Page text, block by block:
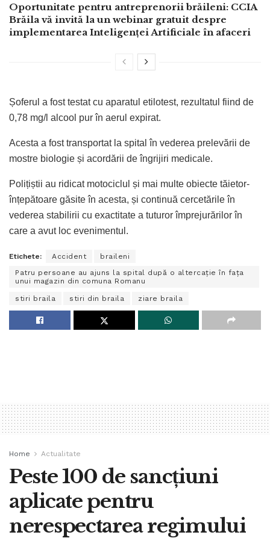
Oportunitate pentru antreprenorii brăileni: CCIA
Brăila vă invită la un webinar gratuit despre
implementarea Inteligenței Artificiale în afaceri
Șoferul a fost testat cu aparatul etilotest, rezultatul fiind de
0,78 mg/l alcool pur în aerul expirat.
Acesta a fost transportat la spital în vederea prelevării de
mostre biologie și acordării de îngrijiri medicale.
Polițiștii au ridicat motociclul și mai multe obiecte tăietor-
înțepătoare găsite în acesta, și continuă cercetările în
vederea stabilirii cu exactitate a tuturor împrejurărilor în
care a avut loc evenimentul.
Etichete: Accident
braileni
Patru persoane au ajuns la spital după o altercație în fața
unui magazin din comuna Romanu
stiri braila stiri din braila ziare braila
Home Actualitate
Peste 100 de sancțiuni
aplicate pentru
nerespectarea regimului